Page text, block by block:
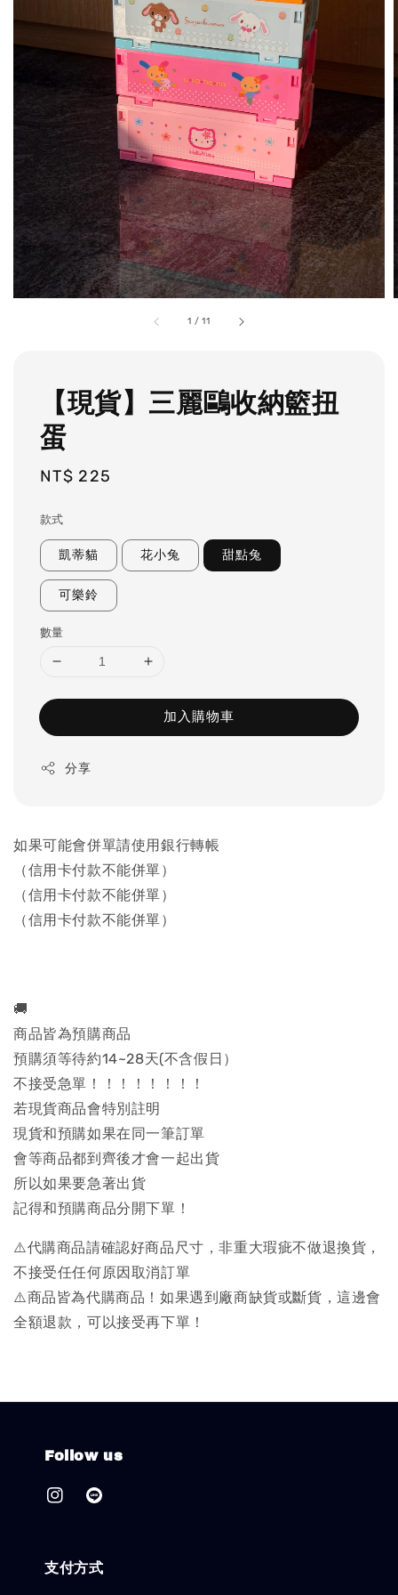
1 /11
【現貨】三麗鷗收納籃扭
蛋
Regular
NT$ 225
款式
凱蒂貓 花小兔 甜點兔
可樂鈴
數量
加入購物車
分享
如果可能會併單請使用銀行轉帳
（信用卡付款不能併單）
（信用卡付款不能併單）
（信用卡付款不能併單）
🚚
商品皆為預購商品
預購須等待約14~28天(不含假日）
不接受急單！！！！！！！！
若現貨商品會特別註明
現貨和預購如果在同一筆訂單
會等商品都到齊後才會一起出貨
所以如果要急著出貨
記得和預購商品分開下單！
⚠️代購商品請確認好商品尺寸，非重大瑕疵不做退換貨，
不接受任任何原因取消訂單
⚠️商品皆為代購商品！如果遇到廠商缺貨或斷貨，這邊會
全額退款，可以接受再下單！
Follow us
支付方式